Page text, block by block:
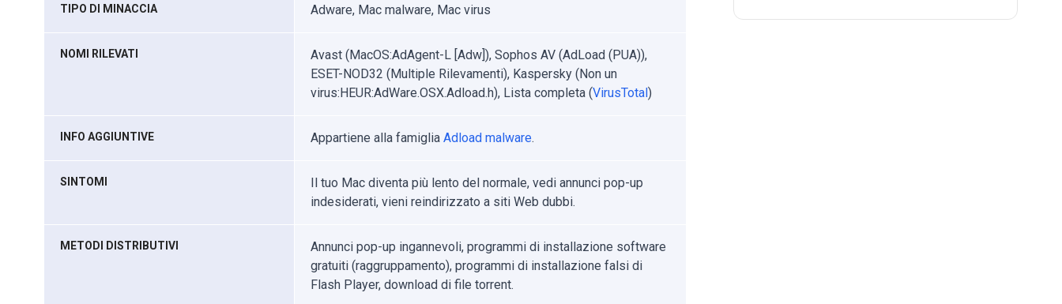
TIPO DI MINACCIA Adware, Mac malware, Mac virus
NOMI RILEVATI
Avast (MacOS:AdAgent-L [Adw]), Sophos AV (AdLoad (PUA)),
ESET-NOD32 (Multiple Rilevamenti), Kaspersky (Non un
virus:HEUR:AdWare.OSX.Adload.h), Lista completa (VirusTotal)
INFO AGGIUNTIVE Appartiene alla famiglia Adload malware.
SINTOMI
Il tuo Mac diventa più lento del normale, vedi annunci pop-up
indesiderati, vieni reindirizzato a siti Web dubbi.
METODI DISTRIBUTIVI
Annunci pop-up ingannevoli, programmi di installazione software
gratuiti (raggruppamento), programmi di installazione falsi di
Flash Player, download di file torrent.